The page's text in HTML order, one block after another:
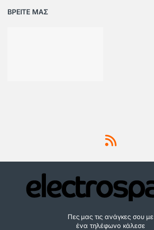
ΒΡΕΙΤΕ ΜΑΣ
Πες μας τις ανάγκες σου με
ένα τηλέφωνο κάλεσε